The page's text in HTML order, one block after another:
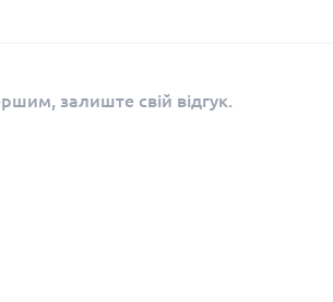
залиште свій відгук.